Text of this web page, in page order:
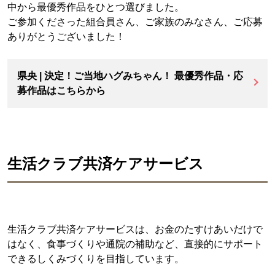
中から最優秀作品をひとつ選びました。
ご参加くださった組合員さん、ご家族のみなさん、ご応募
ありがとうございました！
県央 | 決定！ご当地ハグみちゃん！ 最優秀作品・応
募作品はこちらから
生活クラブ共済ケアサービス
生活クラブ共済ケアサービスは、お金のたすけあいだけで
はなく、食事づくりや通院の補助など、直接的にサポート
できるしくみづくりを目指しています。